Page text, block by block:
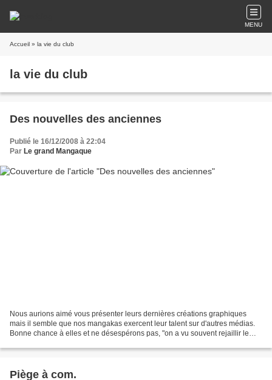
MENU
Accueil » la vie du club
la vie du club
Des nouvelles des anciennes
Publié le 16/12/2008 à 22:04
Par Le grand Mangaque
Nous aurions aimé vous présenter leurs dernières créations graphiques
mais il semble que nos mangakas exercent leur talent sur d'autres médias.
Bonne chance à elles et ne désespérons pas, "on a vu souvent rejaillir le
Piège à com.